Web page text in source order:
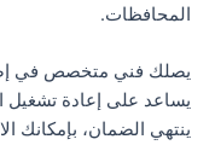
المحافظات.
يصلك فني متخصص في
يساعد على إعادة تشغيل
ينتهي الضمان، بإمكانك